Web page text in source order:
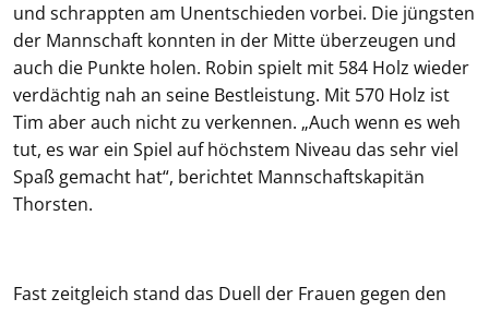
und schrappten am Unentschieden vorbei. Die jüngsten
der Mannschaft konnten in der Mitte überzeugen und
auch die Punkte holen. Robin spielt mit 584 Holz wieder
verdächtig nah an seine Bestleistung. Mit 570 Holz ist
Tim aber auch nicht zu verkennen. „Auch wenn es weh
tut, es war ein Spiel auf höchstem Niveau das sehr viel
Spaß gemacht hat“, berichtet Mannschaftskapitän
Thorsten.
Fast zeitgleich stand das Duell der Frauen gegen den